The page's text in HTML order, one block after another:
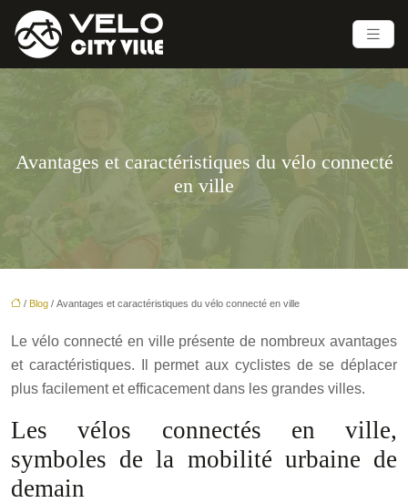
Avantages et caractéristiques du vélo connecté
en ville
/ Blog / Avantages et caractéristiques du vélo connecté en ville
Le vélo connecté en ville présente de nombreux avantages
et caractéristiques. Il permet aux cyclistes de se déplacer
plus facilement et efficacement dans les grandes villes.
Les vélos connectés en ville,
symboles de la mobilité urbaine de
demain